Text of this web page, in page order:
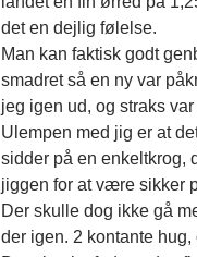
det en dejlig følelse.
Man kan faktisk godt
smadret så en ny var
jeg igen ud, og straks
Ulempen med jig er at
sidder på en enkeltkrog,
jiggen for at være sikker
Der skulle dog ikke gå
der igen. 2 kontante hug,